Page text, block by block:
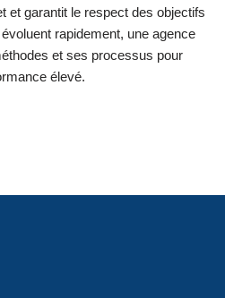
et garantit le respect des objectifs
rapidement, une agence
et ses processus pour
élevé.